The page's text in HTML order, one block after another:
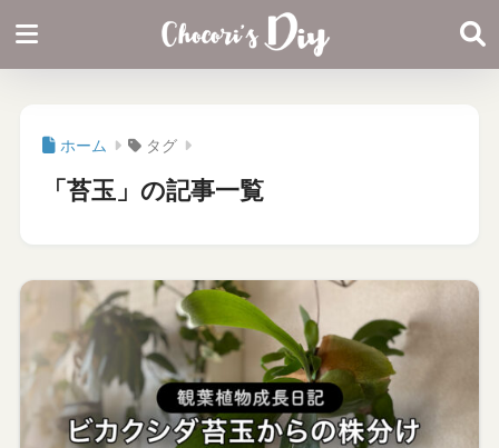
ホーム タグ
「苔玉」の記事一覧